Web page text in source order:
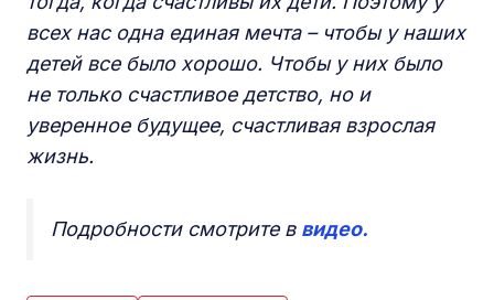
всех нас одна единая мечта – чтобы у наших
детей все было хорошо. Чтобы у них было
не только счастливое детство, но и
уверенное будущее, счастливая взрослая
жизнь.
Подробности смотрите в видео.